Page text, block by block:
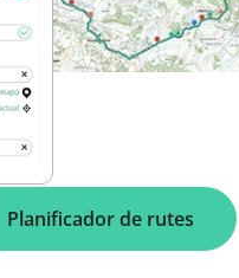
Planificador de rutes